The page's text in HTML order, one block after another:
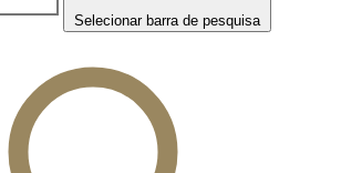
Selecionar barra de pesquisa